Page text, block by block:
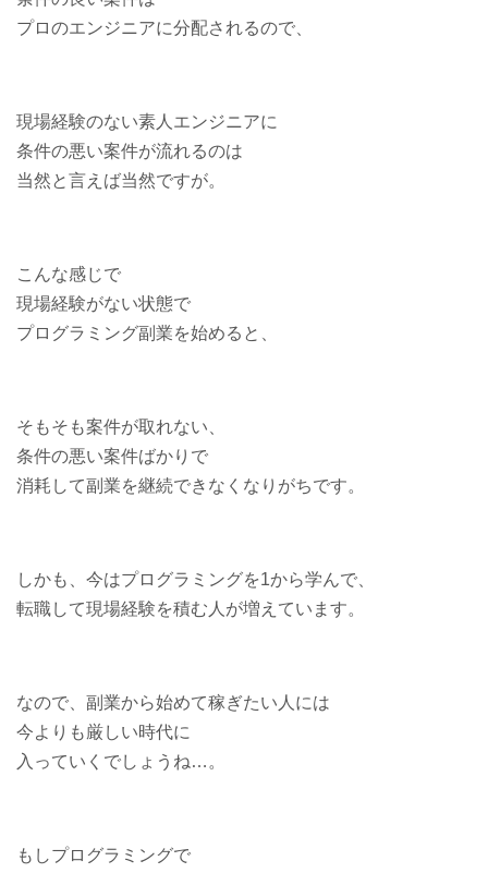
プロのエンジニアに分配されるので、
現場経験のない素人エンジニアに
条件の悪い案件が流れるのは
当然と言えば当然ですが。
こんな感じで
現場経験がない状態で
プログラミング副業を始めると、
そもそも案件が取れない、
条件の悪い案件ばかりで
消耗して副業を継続できなくなりがちです。
しかも、今はプログラミングを1から学んで、
転職して現場経験を積む人が増えています。
なので、副業から始めて稼ぎたい人には
今よりも厳しい時代に
入っていくでしょうね…。
もしプログラミングで